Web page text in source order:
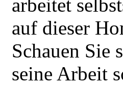
arbeitet
auf dieser
Schauen Sie
seine Arbeit